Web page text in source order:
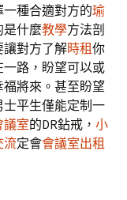
種合適對方的瑜
什麼教學方法剖
讓對方了解時租你
路，盼望可以或
將來。甚至盼望
士平生僅能定制一
議室的DR鉆戒， 小
流定會會議室出租